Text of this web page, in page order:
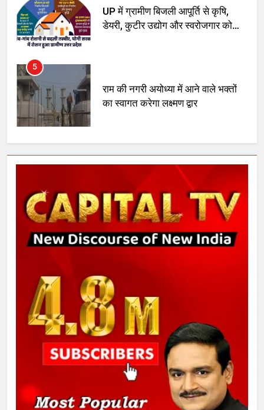
UP में ग्रामीण बिजली आपूर्ति से कृषि,
डेयरी, कुटीर उद्योग और स्वरोजगार को
5
राम की नगरी अयोध्या में आने वाले भक्तों
का स्वागत करेगा लक्ष्मण द्वार
6
उत्तर प्रदेश में गांवों में बढ़ेंगी सुविधाएं: 67%
बढ़ा पंचायतों का बजट
7
8
चुनाव से पहले लालू परिवार पर बड़ा झटका,
दिल्ली कोर्ट ने IRCTC घोटाले में आरोप
तय किए
SRN अस्पताल का नाम अमर शहीद ठाकुर